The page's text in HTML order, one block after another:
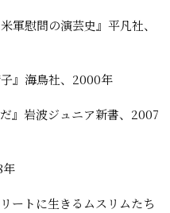
慰問の演芸史』平凡社、
』海鳥社、2000年
』岩波ジュニア新書、2007
年
トに生きるムスリムたち